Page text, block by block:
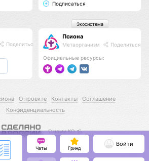
Подписаться
Поделиться
Псиона
Метаорганизм Поделиться
Официальные ресурсы:
Экосистема
О проекте Контакты
Соглашение
Конфиденциальность
С нами КО 🕉️
Чаты Гринд
Войти